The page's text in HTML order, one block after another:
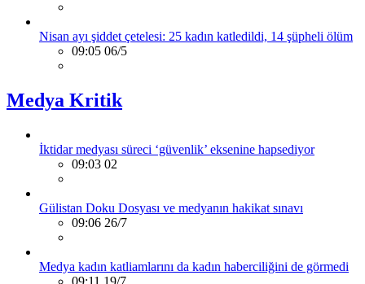
Nisan ayı şiddet çetelesi: 25 kadın katledildi, 14 şüpheli ölüm
09:05 06/5
Medya Kritik
İktidar medyası süreci ‘güvenlik’ eksenine hapsediyor
09:03 02
Gülistan Doku Dosyası ve medyanın hakikat sınavı
09:06 26/7
Medya kadın katliamlarını da kadın haberciliğini de görmedi
09:11 19/7